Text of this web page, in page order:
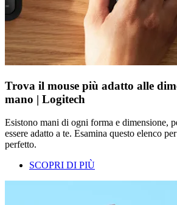
Trova il mouse più adatto alle
mano | Logitech
Esistono mani di ogni forma e dimensione,
essere adatto a te. Esamina questo elenco
perfetto.
SCOPRI DI PIÙ